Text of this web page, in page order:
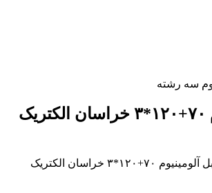
کابل آلومینیوم ۷۰+۱۲۰*۳ خراسان الکتریک
کابل آلومینیوم ۷۰+۱۲۰*۳ خراسان الکتریک